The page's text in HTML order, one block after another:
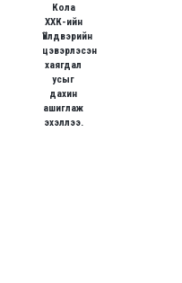
Кола
ХХК-ийн
Үйлдвэрийн
цэвэрлэсэн
хаягдал
усыг
дахин
ашиглаж
эхэллээ.